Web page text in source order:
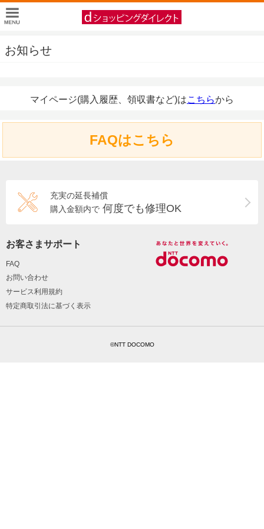
お知らせ
マイページ(購入履歴、領収書など)はこちらから
FAQはこちら
充実の延長補償
購入金額内で 何度でも修理OK
お客さまサポート
FAQ
お問い合わせ
サービス利用規約
特定商取引法に基づく表示
©NTT DOCOMO